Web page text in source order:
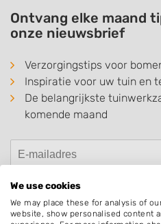
Ontvang elke maand
onze nieuwsbrief
Verzorgingstips voor
Inspiratie voor uw tuin en
De belangrijkste
komende maand
We use cookies
We may place these for analysis of
website, show personalised content